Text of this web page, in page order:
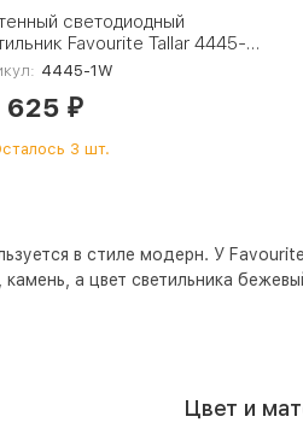
светодиодный
Favourite Tallar 4445-
4445-1W
625 ₽
3 шт.
в стиле модерн. У
а цвет светильника
Цвет и